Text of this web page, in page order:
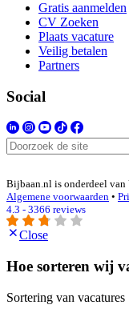
Gratis aanmelden
CV Zoeken
Plaats vacature
Veilig betalen
Partners
Social
Bijbaan.nl is onderdeel
Algemene voorwaarden •
4.3 - 3366 reviews
Close
Hoe sorteren wij
Sortering van vacatures